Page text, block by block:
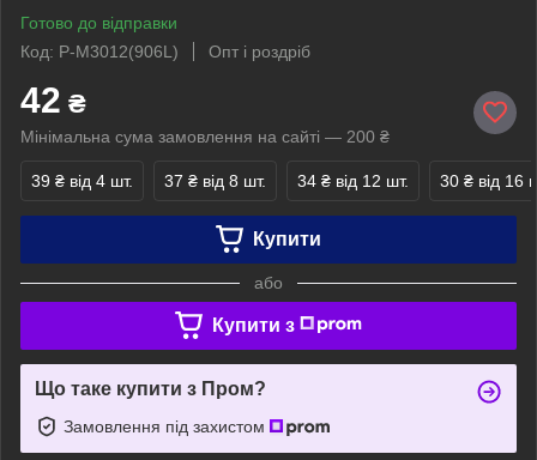
Готово до відправки
Код: P-M3012(906L)
Опт і роздріб
42 ₴
Мінімальна сума замовлення на сайті — 200 ₴
39 ₴ від 4 шт. 37 ₴ від 8 шт. 34 ₴ від 12 шт. 30 ₴ від 16
Купити
або
Купити з
Що таке купити з Пром?
Замовлення під захистом